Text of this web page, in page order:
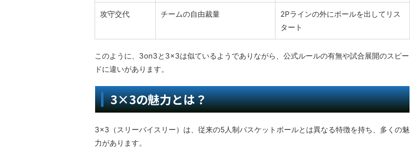
攻守交代 チームの自由裁量
2Pラインの外にボールを出してリス
タート
このように、3on3と3×3は似ているようでありながら、公式ルールの有無や試合展開のスピー
ドに違いがあります。
3×3の魅力とは？
3×3（スリーバイスリー）は、従来の5人制バスケットボールとは異なる特徴を持ち、多くの魅
力があります。